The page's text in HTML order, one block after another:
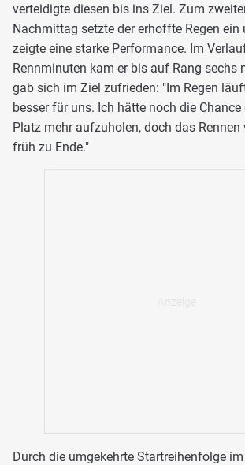
verteidigte diesen bis ins Ziel. Zum
Nachmittag setzte der erhoffte Regen ein
zeigte eine starke Performance. Im
Rennminuten kam er bis auf Rang sechs
gab sich im Ziel zufrieden: "Im Regen
besser für uns. Ich hätte noch die Chance
Platz mehr aufzuholen, doch das Rennen
früh zu Ende."
Durch die umgekehrte Startreihenfolge